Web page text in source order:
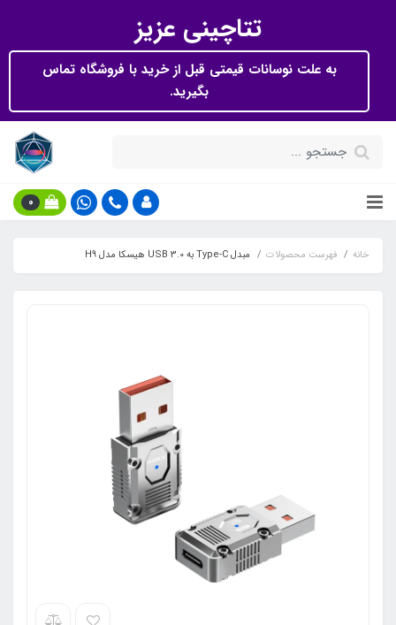
تتاچینی عزیز
به علت نوسانات قیمتی قبل از خرید با فروشگاه تماس
بگیرید.
0
خانه فهرست محصولات مبدل Type-C به USB 3.0 هیسکا مدل H9